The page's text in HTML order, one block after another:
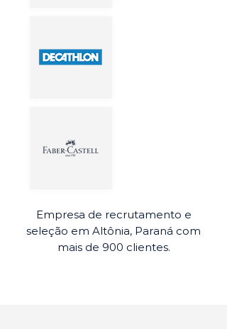
Empresa de recrutamento e
seleção em Altônia, Paraná com
mais de 900 clientes.